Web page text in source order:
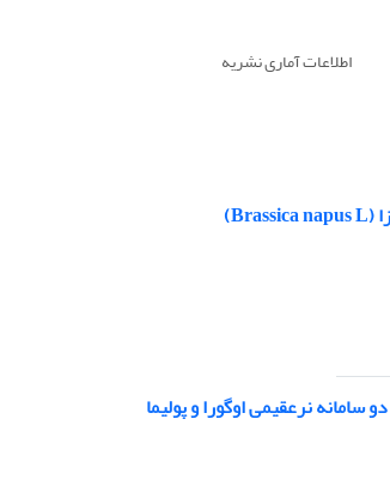
اطلاعات آماری نشریه